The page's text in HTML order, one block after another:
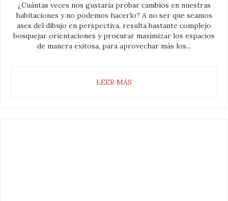
¿Cuántas veces nos gustaría probar cambios en nuestras
habitaciones y no podemos hacerlo? A no ser que seamos
ases del dibujo en perspectiva, resulta bastante complejo
bosquejar orientaciones y procurar maximizar los espacios
de manera exitosa, para aprovechar más los...
LEER MÁS